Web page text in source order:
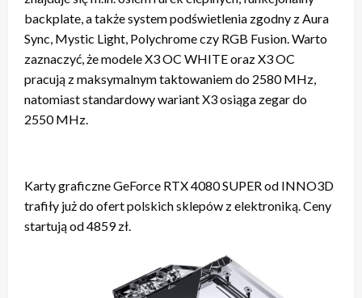
backplate, a także system podświetlenia zgodny z Aura
Sync, Mystic Light, Polychrome czy RGB Fusion. Warto
zaznaczyć, że modele X3 OC WHITE oraz X3 OC
pracują z maksymalnym taktowaniem do 2580 MHz,
natomiast standardowy wariant X3 osiąga zegar do
2550 MHz.
Karty graficzne GeForce RTX 4080 SUPER od INNO3D
trafiły już do ofert polskich sklepów z elektroniką. Ceny
startują od 4859 zł.